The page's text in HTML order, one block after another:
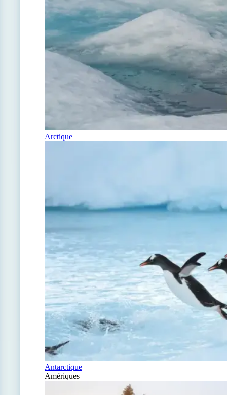
Arctique
Antarctique
Amériques